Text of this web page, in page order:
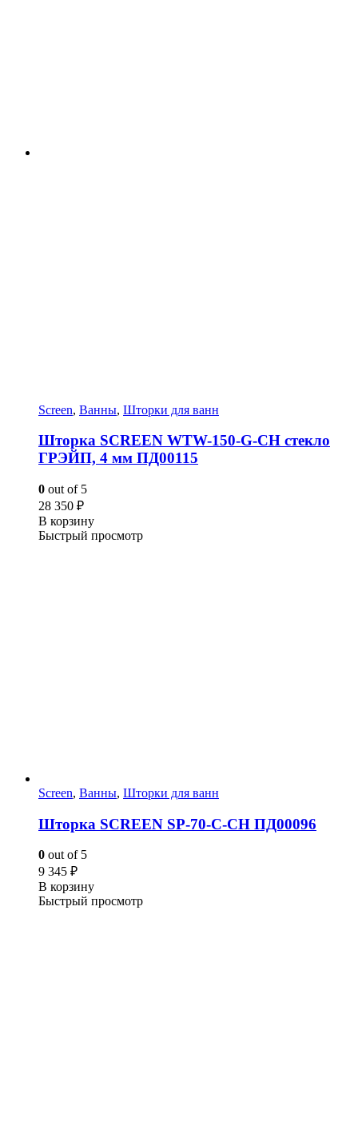
Screen, Ванны, Шторки для ванн
Шторка SCREEN WTW-150-G-CH стекло
ГРЭЙП, 4 мм ПД00115
0 out of 5
28 350 ₽
В корзину
Быстрый просмотр
Screen, Ванны, Шторки для ванн
Шторка SCREEN SP-70-С-CH ПД00096
0 out of 5
9 345 ₽
В корзину
Быстрый просмотр